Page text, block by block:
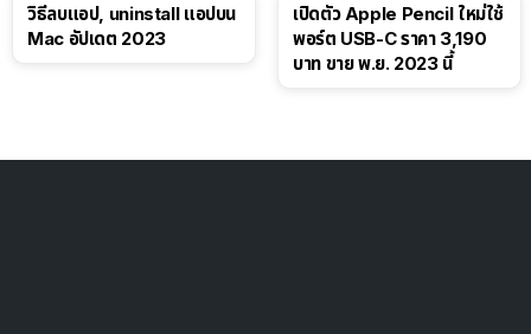
วิธีลบแอป, uninstall แอปบน
Mac อัปเดต 2023
เปิดตัว Apple Pencil ใหม่ใช้
พอร์ต USB-C ราคา 3,190
บาท ขาย พ.ย. 2023 นี้